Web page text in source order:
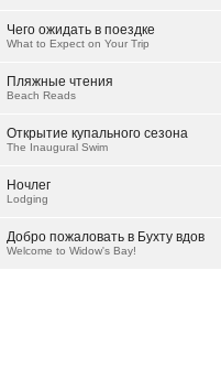
Чего ожидать в поездке
What to Expect on Your Trip
Пляжные чтения
Beach Reads
Открытие купального сезона
The Inaugural Swim
Ночлег
Lodging
Добро пожаловать в Бухту вдов
Welcome to Widow's Bay!